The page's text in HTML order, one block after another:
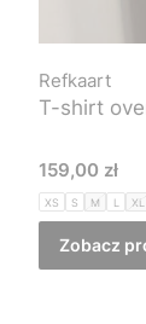
T-shirt
Refkaart
Cena
159,00 zł
XS S M L XL
Zobacz